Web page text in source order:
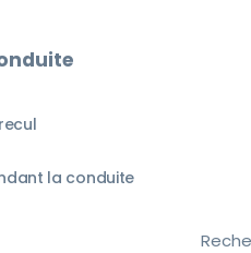
la conduite